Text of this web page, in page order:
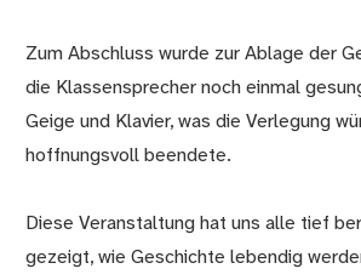
Zum Abschluss wurde zur Ablage der
die Klassensprecher noch einmal
Geige und Klavier, was die Verlegung
hoffnungsvoll beendete.
Diese Veranstaltung hat uns alle tief
gezeigt, wie Geschichte lebendig